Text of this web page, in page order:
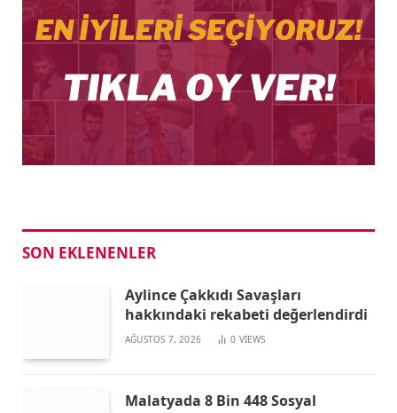
SON EKLENENLER
Aylince Çakkıdı Savaşları
hakkındaki rekabeti değerlendirdi
AĞUSTOS 7, 2026 0 VIEWS
Malatyada 8 Bin 448 Sosyal